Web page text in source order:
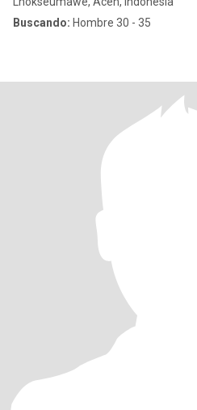
Buscando: Hombre 30 - 35